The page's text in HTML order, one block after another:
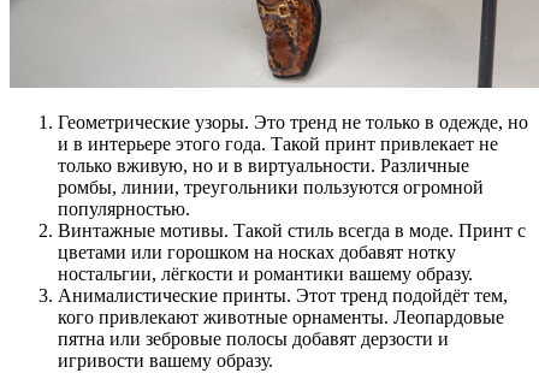
Геометрические узоры. Это тренд не только в одежде, но
и в интерьере этого года. Такой принт привлекает не
только вживую, но и в виртуальности. Различные
ромбы, линии, треугольники пользуются огромной
популярностью.
Винтажные мотивы. Такой стиль всегда в моде. Принт с
цветами или горошком на носках добавят нотку
ностальгии, лёгкости и романтики вашему образу.
Анималистические принты. Этот тренд подойдёт тем,
кого привлекают животные орнаменты. Леопардовые
пятна или зебровые полосы добавят дерзости и
игривости вашему образу.